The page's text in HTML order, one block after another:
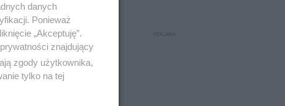
danych
Ponieważ
„Akceptuję”.
znajdujący
zgody użytkownika,
tylko na tej